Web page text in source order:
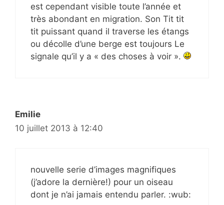
est cependant visible toute l’année et
très abondant en migration. Son Tit tit
tit puissant quand il traverse les étangs
ou décolle d’une berge est toujours Le
signale qu’il y a « des choses à voir ».
Emilie
10 juillet 2013 à 12:40
nouvelle serie d’images magnifiques
(j’adore la dernière!) pour un oiseau
dont je n’ai jamais entendu parler. :wub: